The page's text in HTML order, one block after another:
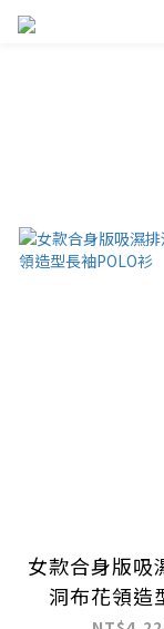
女款合身版吸
洞布花領造